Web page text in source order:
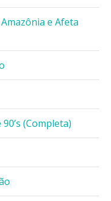
e Afeta
90’s (Completa)